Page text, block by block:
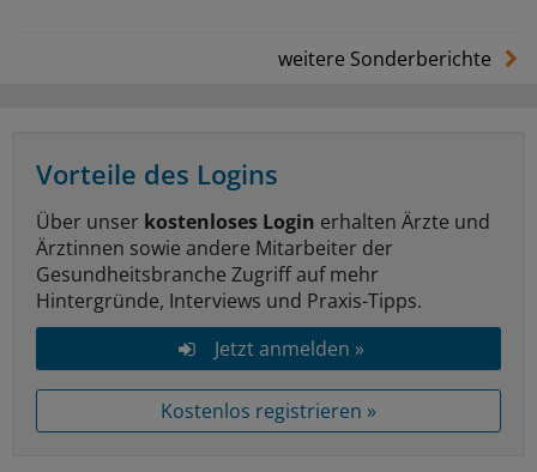
weitere Sonderberichte
Vorteile des Logins
Über unser kostenloses Login erhalten Ärzte und
Ärztinnen sowie andere Mitarbeiter der
Gesundheitsbranche Zugriff auf mehr
Hintergründe, Interviews und Praxis-Tipps.
Jetzt anmelden »
Kostenlos registrieren »